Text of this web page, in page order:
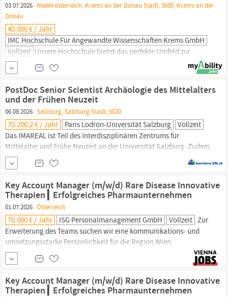
03.07.2026 Niederösterreich, Krems an der Donau Stadt, 3500, Krems an der
Donau
40.000 € / Jahr
IMC Hochschule Für Angewandte Wissenschaften Krems GmbH
Vollzeit Unsere Hochschule bietet das perfekte Umfeld zur
persönlichen Weiterentwicklung für Lernende, Lehrende und
Mitarbeitende. Wir übernehmen die Verantwortung für die beste
Ausbildung und schaffen so wichtige Werte für die Zukunft
unserer Gesellschaft. Das IMC Krems steht für Chancengleichheit
und Diversität. In diesem Sinne laden wir speziell Frauen,
Bewerber innen mit...
PostDoc Senior Scientist Archäologie des Mittelalters
und der Frühen Neuzeit
06.08.2026 Salzburg, Salzburg Stadt, 5020
70.200,2 € / Jahr Paris Lodron-Universität Salzburg
Vollzeit
Das IMAREAL ist Teil des Interdisziplinären Zentrums für
Mittelalter und Frühe Neuzeit an der Universität Salzburg. Zudem
profitieren wir in hohem Maße von unserem Standort in
Krems/Donau und dem Forschungsumfeld in
Niederösterreich.
Über uns Die Universität Salzburg ist eine erfolgreiche und
forschungsstarke Universität in Österreich, die
Key Account Manager (m/w/d) Rare Disease Innovative
Therapien┃ Erfolgreiches Pharmaunternehmen
01.07.2026 Österreich
70.000 € / Jahr ISG Personalmanagement GmbH Vollzeit Zur
Erweiterung des Teams suchen wir eine kommunikations- und
umsetzungsstarke Persönlichkeit für die Region Wien,
Niederösterreich und Steiermark. Nach fundierter Einarbeitung
übernehmen Sie die folgenden breitgefächerten Aufgaben: Sie
betreuen die relevanten Krankenhäuser und Kliniken in Ihrer
Region mit zwei innovativen Produkten, die seit Kurzem...
Key Account Manager (m/w/d) Rare Disease Innovative
Therapien┃ Erfolgreiches Pharmaunternehmen